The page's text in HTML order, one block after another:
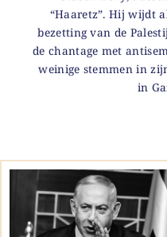
“Haaretz”. Hij wijdt
bezetting van de
de chantage met
weinige stemmen in
in